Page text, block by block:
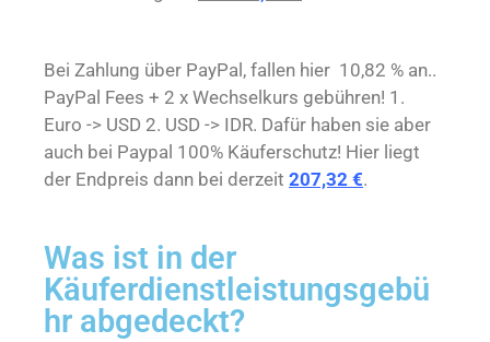
Bei Zahlung über PayPal, fallen hier 10,82 % an..
PayPal Fees + 2 x Wechselkurs gebühren! 1.
Euro -> USD 2. USD -> IDR. Dafür haben sie aber
auch bei Paypal 100% Käuferschutz! Hier liegt
der Endpreis dann bei derzeit 207,32 €.
Was ist in der
Käuferdienstleistungsgebü
hr abgedeckt?